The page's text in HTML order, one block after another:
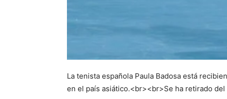
La tenista española Paula Badosa está
en el país asiático.<br><br>Se ha retirado